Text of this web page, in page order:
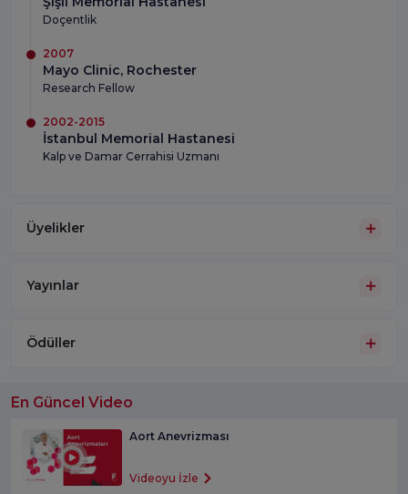
Doçentlik
2007
Mayo Clinic, Rochester
Research Fellow
2002-2015
İstanbul Memorial Hastanesi
Kalp ve Damar Cerrahisi Uzmanı
Üyelikler
Yayınlar
Ödüller
En Güncel Video
Aort Anevrizması
Videoyu İzle